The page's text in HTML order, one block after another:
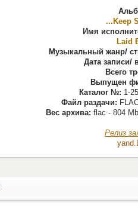
...Keep
Имя
Laid
Музыкальный жанр/
Дата записи/
Всего
Выпущен
Каталог №: 1-
Файл раздачи:
Вес архива: flac - 804
Релиз